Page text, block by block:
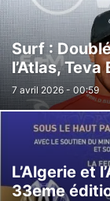
Surf :
l’Atlas,
7 avril 2026 - 00:59
L’Algerie et
33eme